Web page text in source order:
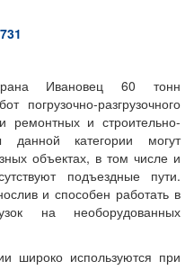
Ивановец 60 тонн
погрузочно-разгрузочного
ремонтных и строительно-
данной категории могут
объектах, в том числе и
подъездные пути.
и способен работать в
на необорудованных
широко используются при